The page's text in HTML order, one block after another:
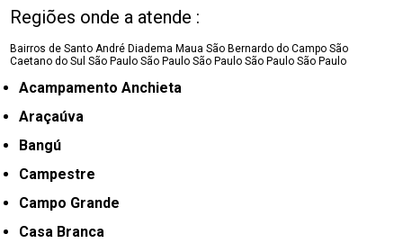
Regiões onde a atende :
Bairros de Santo André Diadema Maua São Bernardo do Campo São
Caetano do SulSão Paulo São Paulo São Paulo São Paulo São Paulo
Acampamento Anchieta
Araçaúva
Bangú
Campestre
Campo Grande
Casa Branca